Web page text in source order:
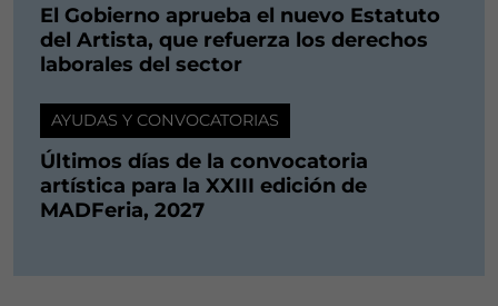
El Gobierno aprueba el nuevo Estatuto
del Artista, que refuerza los derechos
laborales del sector
AYUDAS Y CONVOCATORIAS
Últimos días de la convocatoria
artística para la XXIII edición de
MADFeria, 2027